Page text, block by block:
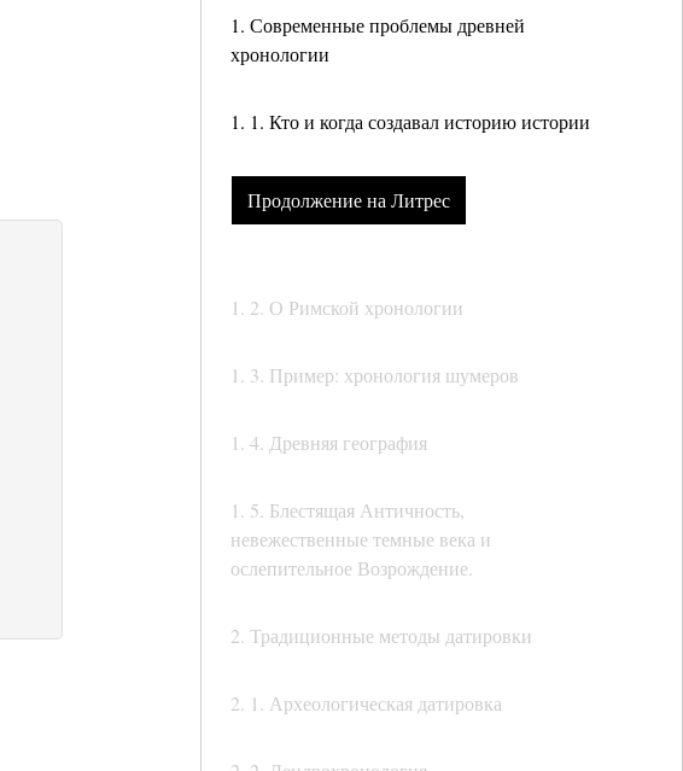
1. Современные проблемы древней
хронологии
1. 1. Кто и когда создавал историю истории
Продолжение на Литрес
1. 2. О Римской хронологии
1. 3. Пример: хронология шумеров
1. 4. Древняя география
1. 5. Блестящая Античность,
невежественные темные века и
ослепительное Возрождение.
2. Традиционные методы датировки
2. 1. Археологическая датировка